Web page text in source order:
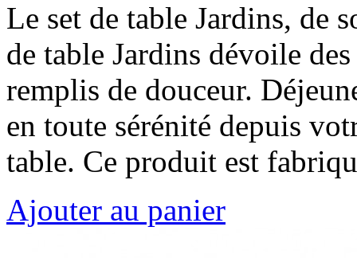
Le set de table Jardins, de
de table Jardins dévoile
remplis de douceur.
en toute sérénité depuis
table. Ce produit est
Ajouter au panier